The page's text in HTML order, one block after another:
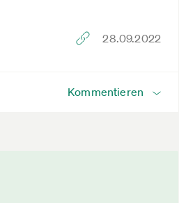
28.09.2022
Kommentieren